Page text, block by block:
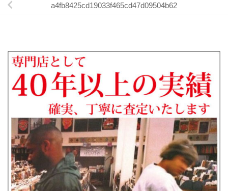
a4fb8425cd19033f465cd47d09504b62